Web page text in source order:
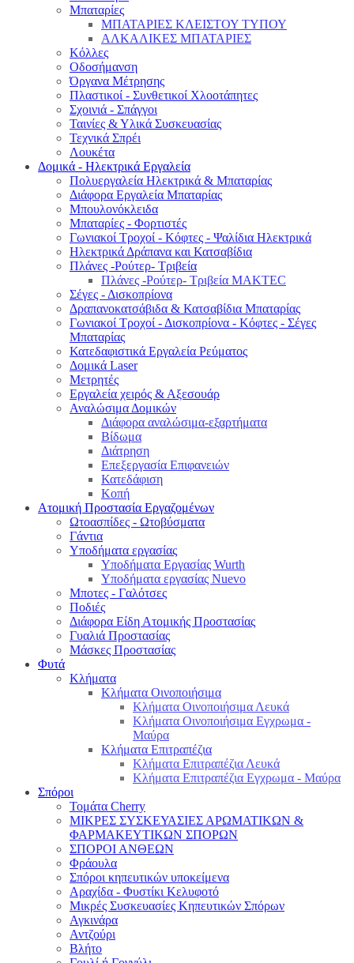
Μπαταρίες
ΜΠΑΤΑΡΙΕΣ ΚΛΕΙΣΤΟΥ ΤΥΠΟΥ
ΑΛΚΑΛΙΚΕΣ ΜΠΑΤΑΡΙΕΣ
Κόλλες
Οδοσήμανση
Όργανα Μέτρησης
Πλαστικοί - Συνθετικοί Χλοοτάπητες
Σχοινιά - Σπάγγοι
Ταινίες & Υλικά Συσκευασίας
Τεχνικά Σπρέι
Λουκέτα
Δομικά - Ηλεκτρικά Εργαλεία
Πολυεργαλεία Ηλεκτρικά & Μπαταρίας
Διάφορα Εργαλεία Μπαταρίας
Μπουλονόκλειδα
Μπαταρίες - Φορτιστές
Γωνιακοί Τροχοί - Κόφτες - Ψαλίδια Ηλεκτρικά
Ηλεκτρικά Δράπανα και Κατσαβίδια
Πλάνες -Ρούτερ- Τριβεία
Πλάνες -Ρούτερ- Τριβεία MAKTEC
Σέγες - Δισκοπρίονα
Δραπανοκατσάβιδα & Κατσαβίδια Μπαταρίας
Γωνιακοί Τροχοί - Δισκοπρίονα - Κόφτες - Σέγες
Μπαταρίας
Κατεδαφιστικά Εργαλεία Ρεύματος
Δομικά Laser
Μετρητές
Εργαλεία χειρός & Αξεσουάρ
Αναλώσιμα Δομικών
Διάφορα αναλώσιμα-εξαρτήματα
Βίδωμα
Διάτρηση
Επεξεργασία Επιφανειών
Κατεδάφιση
Κοπή
Ατομική Προστασία Εργαζομένων
Ωτοασπίδες - Ωτοβύσματα
Γάντια
Υποδήματα εργασίας
Υποδήματα Εργασίας Wurth
Υποδήματα εργασίας Nuevo
Μποτες - Γαλότσες
Ποδιές
Διάφορα Είδη Ατομικής Προστασίας
Γυαλιά Προστασίας
Μάσκες Προστασίας
Φυτά
Κλήματα
Κλήματα Οινοποιήσιμα
Κλήματα Οινοποιήσιμα Λευκά
Κλήματα Οινοποιήσιμα Εγχρωμα -
Μαύρα
Κλήματα Επιτραπέζια
Κλήματα Επιτραπέζια Λευκά
Κλήματα Επιτραπέζια Εγχρωμα - Μαύρα
Σπόροι
Τομάτα Cherry
ΜΙΚΡΕΣ ΣΥΣΚΕΥΑΣΙΕΣ ΑΡΩΜΑΤΙΚΩΝ &
ΦΑΡΜΑΚΕΥΤΙΚΩΝ ΣΠΟΡΩΝ
ΣΠΟΡΟΙ ΑΝΘΕΩΝ
Φράουλα
Σπόροι κηπευτικών υποκείμενα
Αραχίδα - Φυστίκι Κελυφοτό
Μικρές Συσκευασίες Κηπευτικών Σπόρων
Αγκινάρα
Αντζούρι
Βλήτο